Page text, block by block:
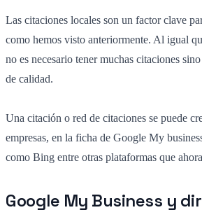
Las citaciones locales son un factor clave
como hemos visto anteriormente. Al igual
no es necesario tener muchas citaciones
de calidad.
Una citación o red de citaciones se puede
empresas, en la ficha de Google My
como Bing entre otras plataformas que
Google My Business y